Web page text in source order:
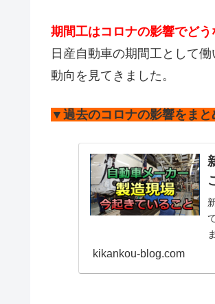
期間工はコロナの影響でどう
日産自動車の期間工として
動向を見てきました。
▼過去のコロナの影響をま
ます。 それ
kikankou-blog.com